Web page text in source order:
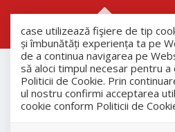
case utilizează fişiere de tip
și îmbunătăți experiența ta pe
de a continua navigarea pe
să aloci timpul necesar pentru a
Politicii de Cookie. Prin
ul nostru confirmi acceptarea
cookie conform Politicii de
продажа
Дома
Cricova